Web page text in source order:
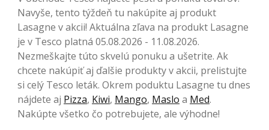
Navyše, tento týždeň tu nakúpite aj produkt
Lasagne v akcii! Aktuálna zľava na produkt Lasagne
je v Tesco platná 05.08.2026 - 11.08.2026.
Nezmeškajte túto skvelú ponuku a ušetrite. Ak
chcete nakúpiť aj ďalšie produkty v akcii, prelistujte
si celý Tesco leták. Okrem poduktu Lasagne tu dnes
nájdete aj Pizza, Kiwi, Mango, Maslo a Med.
Nakúpte všetko čo potrebujete, ale výhodne!